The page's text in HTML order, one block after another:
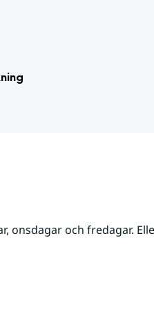
onsdagar och fredagar.